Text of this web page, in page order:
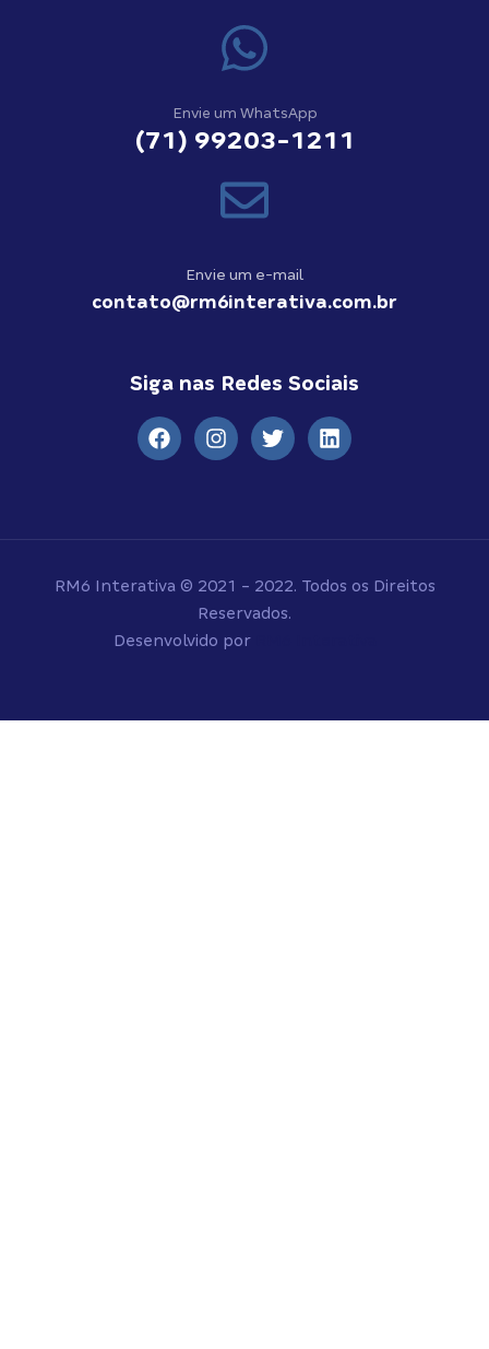
Envie um WhatsApp
(71) 99203-1211
Envie um e-mail
contato@rm6interativa.com.br
Siga nas Redes Sociais
RM6 Interativa © 2021 - 2022. Todos os Direitos
Reservados.
Desenvolvido por